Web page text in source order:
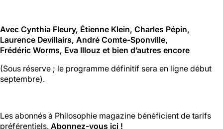
Ménilmontant
Mer, Jeu : 17h - 22h00
Ven : 17h - 23h00
Sam : 15h00 - 23h00
Dim : 15h00 - 22h00
Nous suivre
Avec Cynthia Fleury, Étienne Klein, Charles Pépin,
Laurence Devillairs, André Comte-Sponville,
Frédéric Worms, Eva Illouz et bien d’autres encore
(Sous réserve ; le programme définitif sera en ligne début
septembre).
Les abonnés à Philosophie magazine bénéficient de tarifs
préférentiels. Abonnez-vous ici !